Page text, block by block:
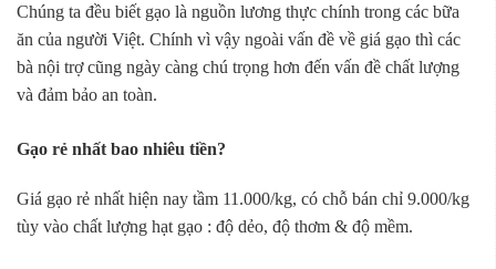
Chúng ta đều biết gạo là nguồn lương thực chính trong các bữa
ăn của người Việt. Chính vì vậy ngoài vấn đề về giá gạo thì các
bà nội trợ cũng ngày càng chú trọng hơn đến vấn đề chất lượng
và đảm bảo an toàn.
Gạo rẻ nhất bao nhiêu tiền?
Giá gạo rẻ nhất hiện nay tầm 11.000/kg, có chỗ bán chỉ 9.000/kg
tùy vào chất lượng hạt gạo : độ dẻo, độ thơm & độ mềm.